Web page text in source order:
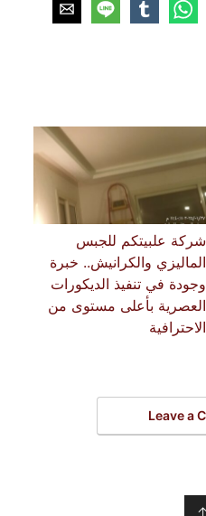
شركة علبيتكم للجبس
الماليزي والكرانيش.. خبرة
وجودة في تنفيذ الديكورات
العصرية بأعلى مستوى من
الاحترافية
Leave a